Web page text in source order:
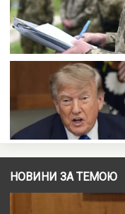
НОВИНИ ЗА ТЕМОЮ